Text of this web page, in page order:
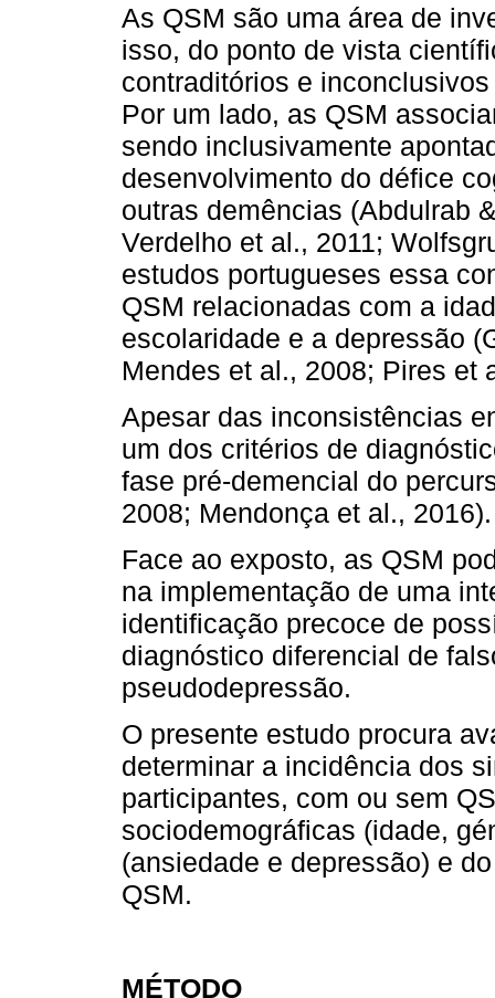
As QSM são uma área de
isso, do ponto de vista
contraditórios e
Por um lado, as QSM
sendo inclusivamente
desenvolvimento do défice
outras demências (Abdulrab
Verdelho et al., 2011;
estudos portugueses essa
QSM relacionadas com a
escolaridade e a depressão
Mendes et al., 2008; Pires et
Apesar das inconsistências
um dos critérios de
fase pré-demencial do
2008; Mendonça et al., 2016).
Face ao exposto, as QSM
na implementação de uma
identificação precoce de
diagnóstico diferencial de
pseudodepressão.
O presente estudo procura
determinar a incidência dos
participantes, com ou sem
sociodemográficas (idade,
(ansiedade e depressão) e
QSM.
MÉTODO